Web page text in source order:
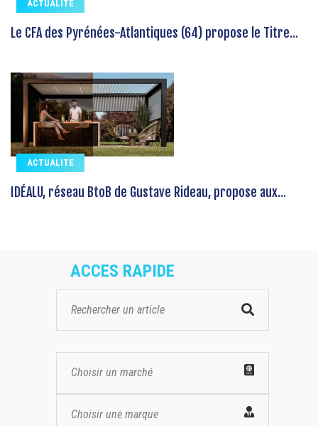
ACTUALITE
Le CFA des Pyrénées-Atlantiques (64) propose le Titre...
ACTUALITE
IDÉALU, réseau BtoB de Gustave Rideau, propose aux...
ACCES RAPIDE
Choisir un marché
Choisir une marque